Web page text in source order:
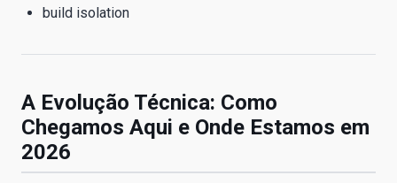
build isolation
A Evolução Técnica: Como
Chegamos Aqui e Onde Estamos em
2026